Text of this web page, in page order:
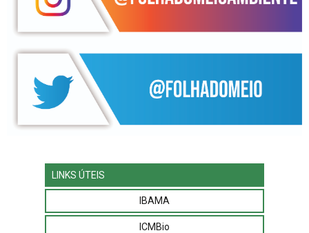
LINKS ÚTEIS
IBAMA
ICMBio